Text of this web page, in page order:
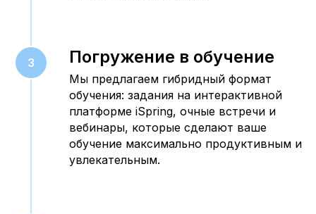
Погружение в обучение
Мы предлагаем гибридный формат
обучения: задания на интерактивной
платформе iSpring, очные встречи и
вебинары, которые сделают ваше
обучение максимально продуктивным и
увлекательным.